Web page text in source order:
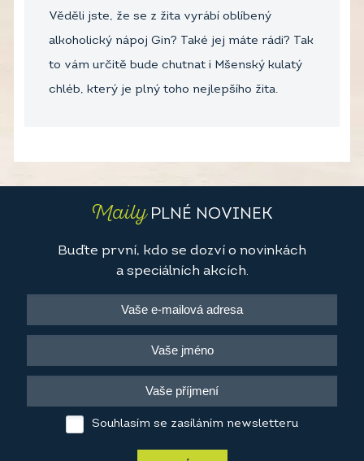
Věděli jste, že se z žita vyrábí oblíbený
alkoholický nápoj Gin? Také jej máte rádi? Tak
to vám určitě bude chutnat i Mšenský kulatý
chléb, který je plný toho nejlepšího žita.
MailyPLNÉ NOVINEK
Buďte první, kdo se dozví o novinkách
a speciálních akcích.
Souhlasím se zasíláním newsletteru